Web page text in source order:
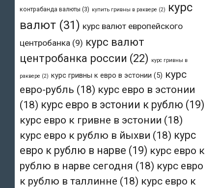
контрабанда валюты (3) купить гривны в раквере (2)
курс
валют (31) курс валют европейского
центробанка (9) курс валют
центробанка россии (22) курс гривны в
раквере (2) курс гривны к евро в эстонии (5) курс
евро-рубль (18) курс евро в эстонии
(18) курс евро в эстонии к рублю (19)
курс евро к гривне в эстонии (18)
курс евро к рублю в йыхви (18) курс
евро к рублю в нарве (19) курс евро к
рублю в нарве сегодня (18) курс евро
к рублю в таллинне (18) курс евро к